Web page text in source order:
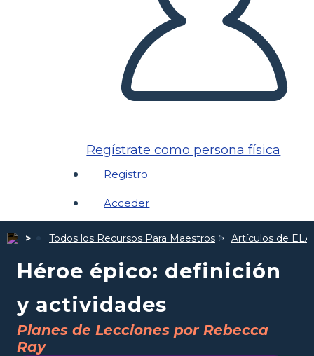
Regístrate como persona física
Registro
Acceder
Todos los Recursos Para Maestros Artículos de ELA
Héroe épico: definición
y actividades
Planes de Lecciones por Rebecca
Ray